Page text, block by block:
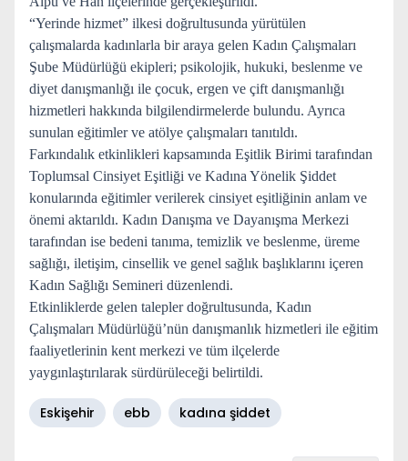
“Yerinde hizmet” ilkesi doğrultusunda yürütülen
çalışmalarda kadınlarla bir araya gelen Kadın Çalışmaları
Şube Müdürlüğü ekipleri; psikolojik, hukuki, beslenme ve
diyet danışmanlığı ile çocuk, ergen ve çift danışmanlığı
hizmetleri hakkında bilgilendirmelerde bulundu. Ayrıca
sunulan eğitimler ve atölye çalışmaları tanıtıldı.
Farkındalık etkinlikleri kapsamında Eşitlik Birimi tarafından
Toplumsal Cinsiyet Eşitliği ve Kadına Yönelik Şiddet
konularında eğitimler verilerek cinsiyet eşitliğinin anlam ve
önemi aktarıldı. Kadın Danışma ve Dayanışma Merkezi
tarafından ise bedeni tanıma, temizlik ve beslenme, üreme
sağlığı, iletişim, cinsellik ve genel sağlık başlıklarını içeren
Kadın Sağlığı Semineri düzenlendi.
Etkinliklerde gelen talepler doğrultusunda, Kadın
Çalışmaları Müdürlüğü’nün danışmanlık hizmetleri ile eğitim
faaliyetlerinin kent merkezi ve tüm ilçelerde
yaygınlaştırılarak sürdürüleceği belirtildi.
Eskişehir ebb kadına şiddet